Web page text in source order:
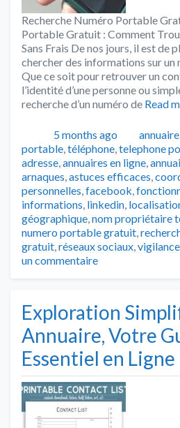
Recherche Numéro Portable
Portable Gratuit : Comment
Sans Frais De nos jours, il est de
chercher des informations sur un
Que ce soit pour retrouver un
l’identité d’une personne ou
recherche d’un numéro de Read
Publié5 months ago
portable,téléphone,telephone
adresse,annuaires en ligne,
arnaques,astuces efficaces,
personnelles,facebook,
informations, linkedin,
géographique,nom propriétaire
numero portable gratuit,
gratuit,réseaux sociaux,vigilance
un commentaire
Exploration
Annuaire, Votre
Essentiel en Ligne